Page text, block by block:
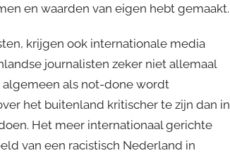
en waarden van eigen hebt gemaakt.
krijgen ook internationale media
journalisten zeker niet allemaal
algemeen als not-done wordt
het buitenland kritischer te zijn dan in
Het meer internationaal gerichte
van een racistisch Nederland in